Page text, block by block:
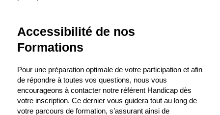
Accessibilité de nos
Formations
Pour une préparation optimale de votre participation et afin
de répondre à toutes vos questions, nous vous
encourageons à contacter notre référent Handicap dès
votre inscription. Ce dernier vous guidera tout au long de
votre parcours de formation, s’assurant ainsi de